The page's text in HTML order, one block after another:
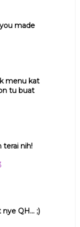
made
menu kat
tu buat
terai nih!
QH... ;)